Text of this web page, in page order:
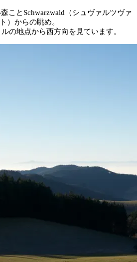
ことSchwarzwald（シュヴァルツヴァ
）からの眺め。
の地点から西方向を見ています。